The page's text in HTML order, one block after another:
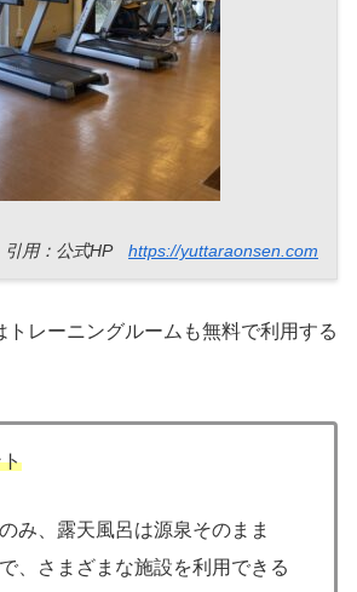
引用：公式HP https://yuttaraonsen.com
トレーニングルームも無料で利用する
み、露天風呂は源泉そのまま
、さまざまな施設を利用できる